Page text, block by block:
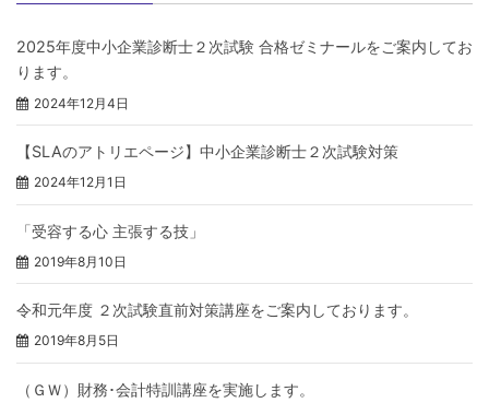
2025年度中小企業診断士２次試験 合格ゼミナールをご案内してお
ります。
2024年12月4日
【SLAのアトリエページ】中小企業診断士２次試験対策
2024年12月1日
「受容する心 主張する技」
2019年8月10日
令和元年度 ２次試験直前対策講座をご案内しております。
2019年8月5日
（ＧＷ）財務･会計特訓講座を実施します。